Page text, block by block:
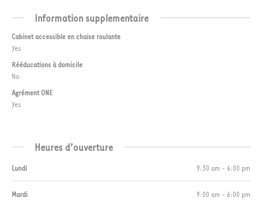
Information supplementaire
Cabinet accessible en chaise roulante
Yes
Rééducations à domicile
No
Agrément ONE
Yes
Heures d’ouverture
Lundi 9:30 am - 6:00 pm
Mardi 9:00 am - 6:00 pm